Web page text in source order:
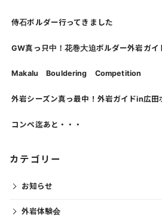
侍石ボルダー行ってきました
GW真っ只中！花巻大迫ボルダー外岩ガイ
Makalu Bouldering Competition
外岩シーズン真っ最中！外岩ガイドin広田
コンペ迄あと・・・
カテゴリー
お知らせ
外岩体験会